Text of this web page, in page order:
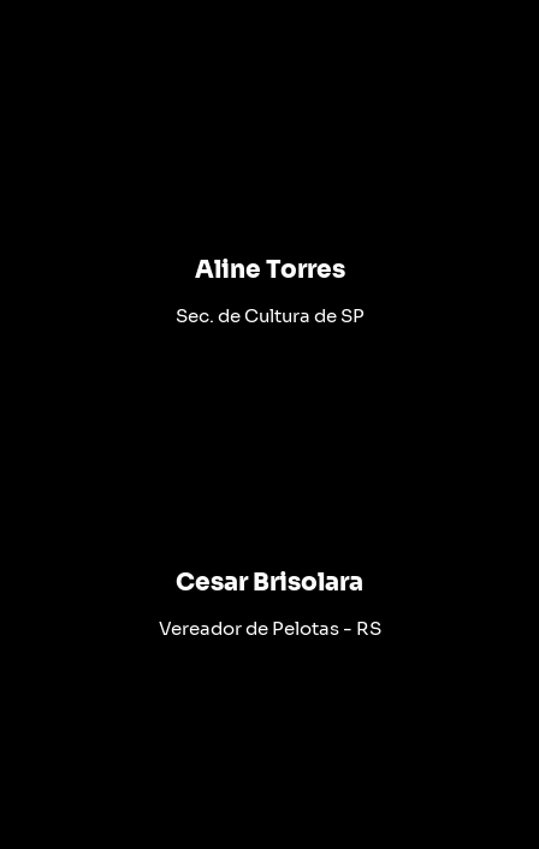
Aline Torres
Sec. de Cultura de SP
Cesar Brisolara
Vereador de Pelotas - RS